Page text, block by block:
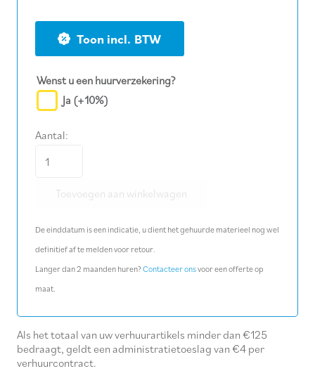
BTW
Wenst u een huurverzekering?
Ja (+10%)
Aantal:
handbediend
16
cm
aantal
Toevoegen aan winkelwagen
De einddatum is een indicatie, u dient het gehuurde materieel nog wel
definitief af te melden voor retour.
Langer dan 2 maanden huren?Contacteer onsvoor een offerte op
maat.
Als het totaal van uw verhuurartikels minder dan €125
bedraagt, geldt een administratietoeslag van €4 per
verhuurcontract.